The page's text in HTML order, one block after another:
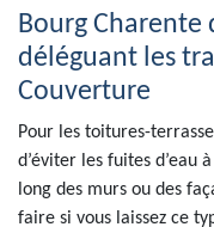
Bourg Charente
déléguant les
Couverture
Pour les toitures-
d’éviter les fuites d’eau
long des murs ou des
faire si vous laissez ce